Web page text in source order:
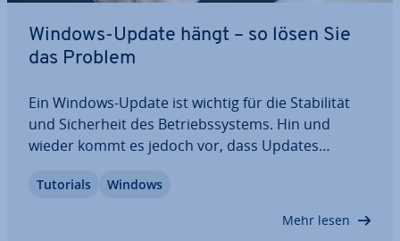
Windows-Update hängt – so lösen Sie
das Problem
Ein Windows-Update ist wichtig für die Sta­bi­li­tät
und Si­cher­heit des Be­triebs­sys­tems. Hin und
wieder kommt es jedoch vor, dass Updates
gen­blei­ben. Dieses Problem lässt sich aber meist
Tutorials Windows
Mehr lesen